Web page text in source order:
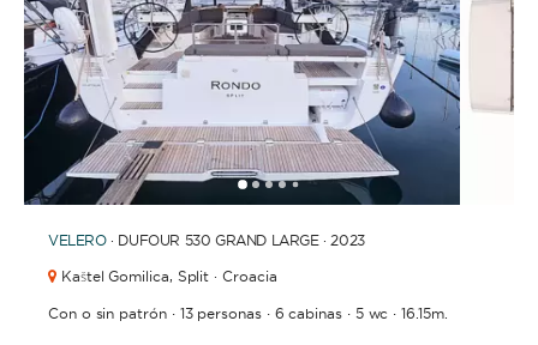
12345 8910 12
VELERO · DUFOUR 530 GRAND LARGE · 2023
Kaštel Gomilica, Split · Croacia
Con o sin patrón· 13 personas· 6 cabinas· 5 wc ·16.15m.